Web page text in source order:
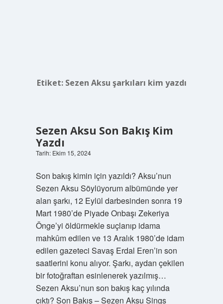
Etiket: Sezen Aksu şarkıları kim yazdı
Sezen Aksu Son Bakış Kim
Yazdı
Tarih: Ekim 15, 2024
Son bakış kimin için yazıldı? Aksu’nun
Sezen Aksu Söylüyorum albümünde yer
alan şarkı, 12 Eylül darbesinden sonra 19
Mart 1980’de Piyade Onbaşı Zekeriya
Önge’yi öldürmekle suçlanıp idama
mahkûm edilen ve 13 Aralık 1980’de idam
edilen gazeteci Savaş Erdal Eren’in son
saatlerini konu alıyor. Şarkı, aydan çekilen
bir fotoğraftan esinlenerek yazılmış…
Sezen Aksu’nun son bakış kaç yılında
çıktı? Son Bakış – Sezen Aksu Sings